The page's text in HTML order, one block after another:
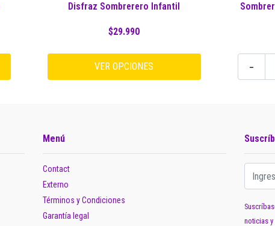
Disfraz Sombrerero Infantil
$29.990
VER OPCIONES -
Menú
Contact
Externo
Términos y Condiciones
Garantía legal
noticias